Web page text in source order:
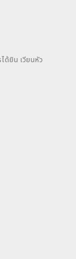
ด้ยิน เวียนหัว